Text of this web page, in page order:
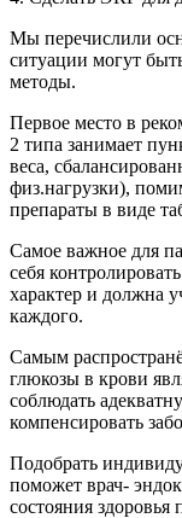
Мы перечислили
ситуации могут
методы.
Первое место в
2 типа занимает
веса,
физ.нагрузки),
препараты в виде
Самое важное для
себя
характер и должна
каждого.
Самым
глюкозы в крови
соблюдать
компенсировать
Подобрать
поможет врач-
состояния здоровья